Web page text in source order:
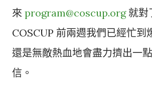
來 program@coscup.org就對
COSCUP 前兩週我們已經忙到
還是無敵熱血地會盡力擠出一
信。